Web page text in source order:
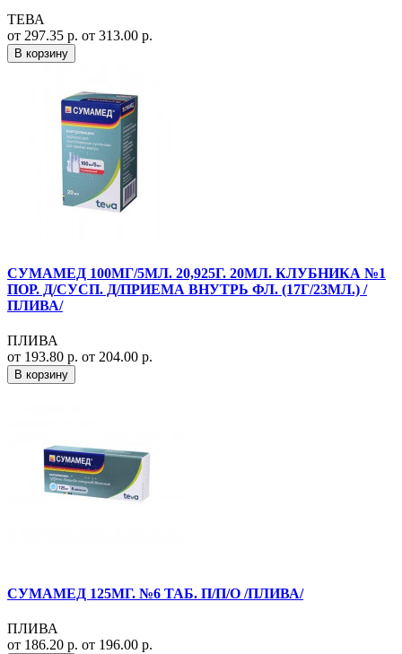
ТЕВА
от 297.35 р. от 313.00 р.
В корзину
СУМАМЕД 100МГ/5МЛ. 20,925Г. 20МЛ. КЛУБНИКА №1
ПОР. Д/СУСП. Д/ПРИЕМА ВНУТРЬ ФЛ. (17Г/23МЛ.) /
ПЛИВА/
ПЛИВА
от 193.80 р. от 204.00 р.
В корзину
СУМАМЕД 125МГ. №6 ТАБ. П/П/О /ПЛИВА/
ПЛИВА
от 186.20 р. от 196.00 р.